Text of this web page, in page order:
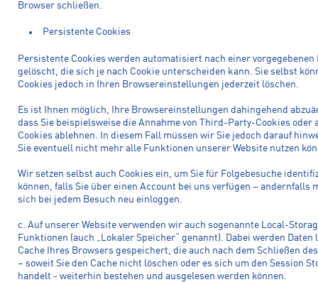
Browser schließen.
Persistente Cookies
Persistente Cookies werden automatisiert nach einer vorgegebenen
gelöscht, die sich je nach Cookie unterscheiden kann. Sie selbst
Cookies jedoch in Ihren Browsereinstellungen jederzeit löschen.
Es ist Ihnen möglich, Ihre Browsereinstellungen dahingehend
dass Sie beispielsweise die Annahme von Third-Party-Cookies oder
Cookies ablehnen. In diesem Fall müssen wir Sie jedoch darauf
Sie eventuell nicht mehr alle Funktionen unserer Website nutzen
Wir setzen selbst auch Cookies ein, um Sie für Folgebesuche
können, falls Sie über einen Account bei uns verfügen – andernfalls
sich bei jedem Besuch neu einloggen.
c. Auf unserer Website verwenden wir auch sogenannte Local-
Funktionen (auch „Lokaler Speicher“ genannt). Dabei werden Daten
Cache Ihres Browsers gespeichert, die auch nach dem Schließen
– soweit Sie den Cache nicht löschen oder es sich um den Session
handelt - weiterhin bestehen und ausgelesen werden können.